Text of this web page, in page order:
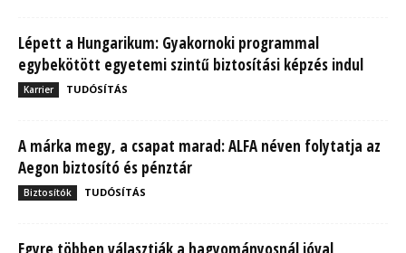
Lépett a Hungarikum: Gyakornoki programmal
egybekötött egyetemi szintű biztosítási képzés indul
Karrier TUDÓSÍTÁS
A márka megy, a csapat marad: ALFA néven folytatja az
Aegon biztosító és pénztár
Biztosítók TUDÓSÍTÁS